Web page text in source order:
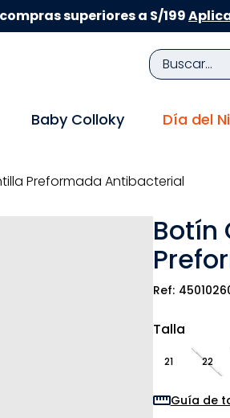
superiores a S/199
Buscar...
Baby Colloky Día del
Preformada Antibacterial
Botín
Talla
21 22
Guía de
MÁS BUSCADOS